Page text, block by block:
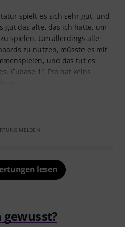
spielt es sich sehr gut, und
gut das alte, das ich hatte, um
spielen. Um allerdings alle
zu nutzen, müsste es mit
und das tut es
Cubase 11 Pro hat keins
MELDEN
lesen
gewusst?